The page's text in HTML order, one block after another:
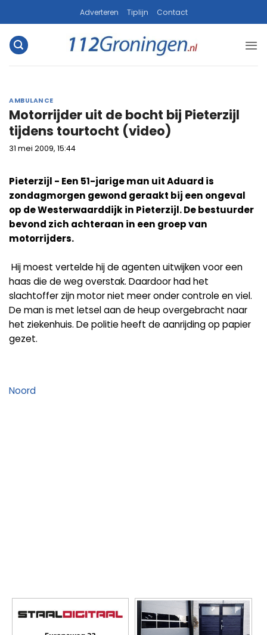
naar
inhoud
Adverteren Tiplijn Contact
AMBULANCE
Motorrijder uit de bocht bij Pieterzijl
tijdens tourtocht (video)
31 mei 2009, 15:44
Pieterzijl - Een 51-jarige man uit Aduard is
zondagmorgen gewond geraakt bij een ongeval
op de Westerwaarddijk in Pieterzijl. De bestuurder
bevond zich achteraan in een groep van
motorrijders.
Hij moest vertelde hij de agenten uitwijken voor een
haas die de weg overstak. Daardoor had het
slachtoffer zijn motor niet meer onder controle en viel.
De man is met letsel aan de heup overgebracht naar
het ziekenhuis. De politie heeft de aanrijding op papier
gezet.
Noord